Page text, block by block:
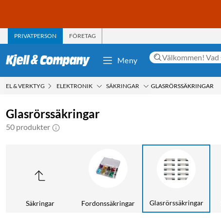
PRIVATPERSON FÖRETAG
Meny
EL & VERKTYG ELEKTRONIK SÄKRINGAR GLASRÖRSSÄKRINGAR
Glasrörssäkringar
50 produkter
Säkringar Fordonssäkringar Glasrörssäkringar